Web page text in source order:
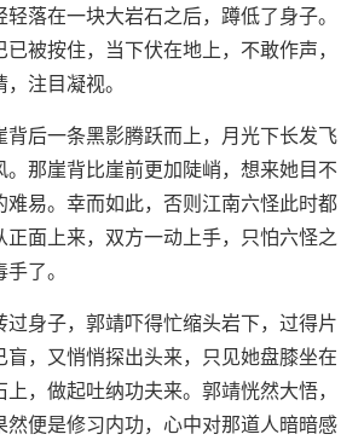
落在一块大岩石之后，蹲低了身子。
被按住，当下伏在地上，不敢作声，
注目凝视。
背后一条黑影腾跃而上，月光下长发飞
。那崖背比崖前更加陡峭，想来她目不
难易。幸而如此，否则江南六怪此时都
正面上来，双方一动上手，只怕六怪之
了。
过身子，郭靖吓得忙缩头岩下，过得片
盲，又悄悄探出头来，只见她盘膝坐在
，做起吐纳功夫来。郭靖恍然大悟，
然便是修习内功，心中对那道人暗暗感